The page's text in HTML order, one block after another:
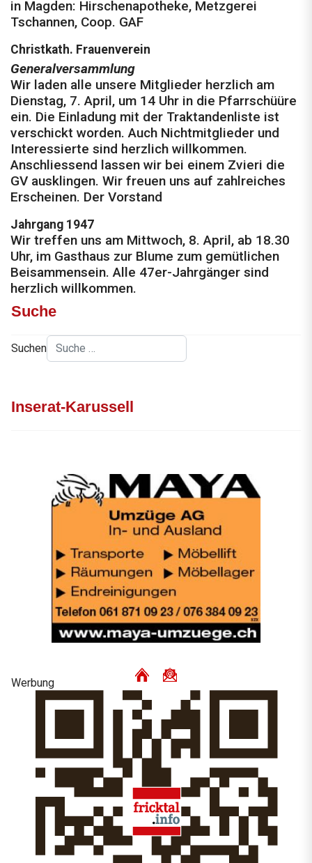
in Magden: Hirschenapotheke, Metzgerei
Tschannen, Coop. GAF
Christkath. Frauenverein
Generalversammlung
Wir laden alle unsere Mitglieder herzlich am
Dienstag, 7. April, um 14 Uhr in die Pfarrschüüre
ein. Die Einladung mit der Traktandenliste ist
verschickt worden. Auch Nichtmitglieder und
Interessierte sind herzlich willkommen.
Anschliessend lassen wir bei einem Zvieri die
GV ausklingen. Wir freuen uns auf zahlreiches
Erscheinen. Der Vorstand
Jahrgang 1947
Wir treffen uns am Mittwoch, 8. April, ab 18.30
Uhr, im Gasthaus zur Blume zum gemütlichen
Beisammensein. Alle 47er-Jahrgänger sind
herzlich willkommen.
Suche
Suchen
Inserat-Karussell
Werbung